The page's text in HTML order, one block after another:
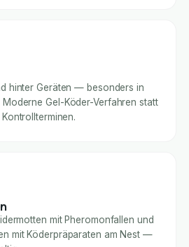
hinter Geräten — besonders in
Moderne Gel-Köder-Verfahren statt
mit Pheromonfallen und
mit Köderpräparaten am Nest —